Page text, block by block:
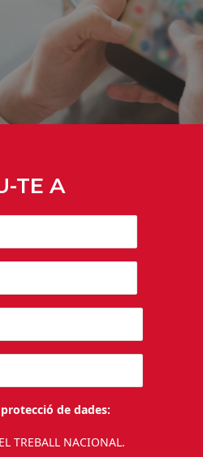
TE A
de dades:
TREBALL NACIONAL.